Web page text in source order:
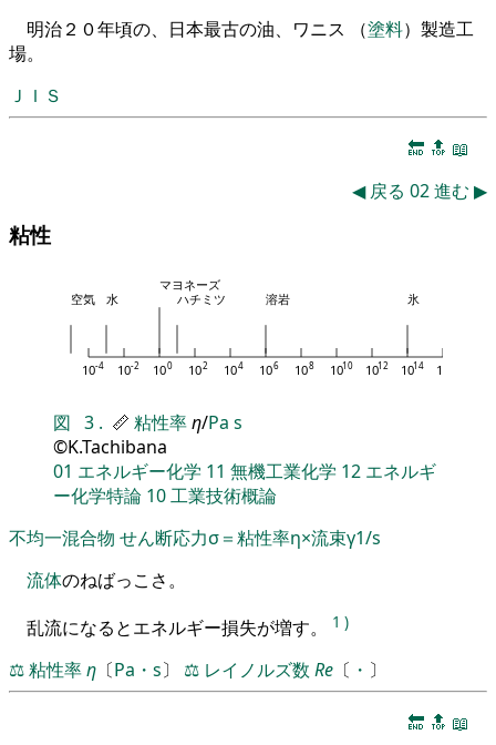
明治２０年頃の、日本最古の油、ワニス （塗料）製造工
場。
ＪＩＳ
🔚 🔝 📖
◀ 戻る 02進む ▶
粘性
10-4 10-2 100 102 104 106 108 1010 1012 1014 10
空気 水
マヨネーズ
ハチミツ 溶岩 氷
図 3 . 📏 粘性率η/Pa s
©K.Tachibana
01 エネルギー化学 11 無機工業化学 12 エネルギ
ー化学特論 10工業技術概論
不均一混合物 せん断応力σ＝粘性率η×流束γ1/s
流体のねばっこさ。
乱流になるとエネルギー損失が増す。
1 )
⚖️粘性率η 〔Pa・s〕 ⚖️ レイノルズ数 Re 〔 ・ 〕
🔚 🔝 📖